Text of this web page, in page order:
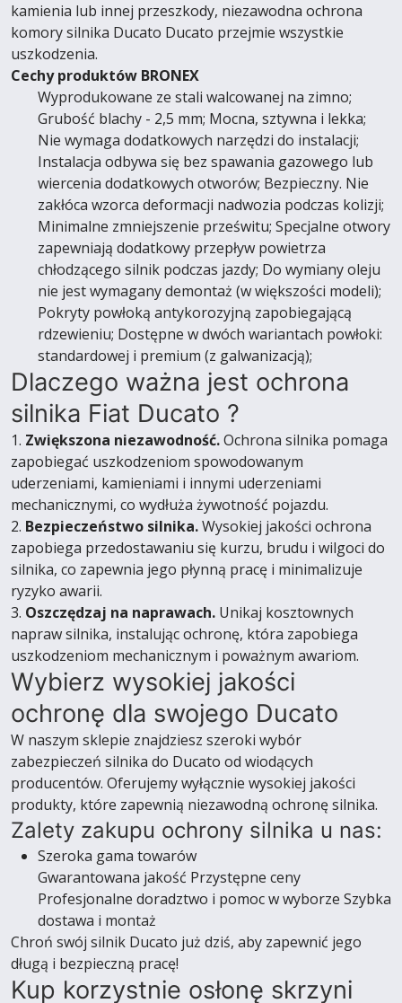
kamienia lub innej przeszkody, niezawodna ochrona
komory silnika Ducato Ducato przejmie wszystkie
uszkodzenia.
Cechy produktów BRONEX
Wyprodukowane ze stali walcowanej na zimno;
Grubość blachy - 2,5 mm; Mocna, sztywna i lekka;
Nie wymaga dodatkowych narzędzi do instalacji;
Instalacja odbywa się bez spawania gazowego lub
wiercenia dodatkowych otworów; Bezpieczny. Nie
zakłóca wzorca deformacji nadwozia podczas kolizji;
Minimalne zmniejszenie prześwitu; Specjalne otwory
zapewniają dodatkowy przepływ powietrza
chłodzącego silnik podczas jazdy; Do wymiany oleju
nie jest wymagany demontaż (w większości modeli);
Pokryty powłoką antykorozyjną zapobiegającą
rdzewieniu; Dostępne w dwóch wariantach powłoki:
standardowej i premium (z galwanizacją);
Dlaczego ważna jest ochrona
silnika Fiat Ducato ?
1. Zwiększona niezawodność.Ochrona silnika pomaga
zapobiegać uszkodzeniom spowodowanym
uderzeniami, kamieniami i innymi uderzeniami
mechanicznymi, co wydłuża żywotność pojazdu.
2. Bezpieczeństwo silnika.Wysokiej jakości ochrona
zapobiega przedostawaniu się kurzu, brudu i wilgoci do
silnika, co zapewnia jego płynną pracę i minimalizuje
ryzyko awarii.
3. Oszczędzaj na naprawach. Unikaj kosztownych
napraw silnika, instalując ochronę, która zapobiega
uszkodzeniom mechanicznym i poważnym awariom.
Wybierz wysokiej jakości
ochronę dla swojego Ducato
W naszym sklepie znajdziesz szeroki wybór
zabezpieczeń silnika do Ducato od wiodących
producentów. Oferujemy wyłącznie wysokiej jakości
produkty, które zapewnią niezawodną ochronę silnika.
Zalety zakupu ochrony silnika u nas:
Szeroka gama towarów
Gwarantowana jakość Przystępne ceny
Profesjonalne doradztwo i pomoc w wyborze Szybka
dostawa i montaż
Chroń swój silnik Ducato już dziś, aby zapewnić jego
długą i bezpieczną pracę!
Kup korzystnie osłonę skrzyni